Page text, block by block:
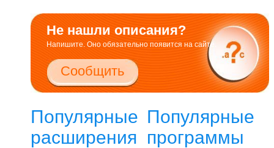
Не нашли описания?
Напишите. Оно обязательно появится на сайте.
Сообщить
Популярные
расширения
Популярные
программы